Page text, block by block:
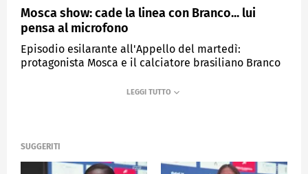
Mosca show: cade la linea con Branco... lui
pensa al microfono
Episodio esilarante all'Appello del martedì:
protagonista Mosca e il calciatore brasiliano Branco
SPORTMEDIASET
SUGGERITI